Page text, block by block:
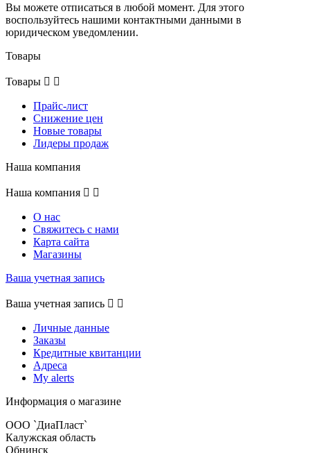
Вы можете отписаться в любой момент. Для этого
воспользуйтесь нашими контактными данными в
юридическом уведомлении.
Товары
Товары  
Прайс-лист
Снижение цен
Новые товары
Лидеры продаж
Наша компания
Наша компания  
О нас
Свяжитесь с нами
Карта сайта
Магазины
Ваша учетная запись
Ваша учетная запись  
Личные данные
Заказы
Кредитные квитанции
Адреса
My alerts
Информация о магазине
ООО `ДиаПласт`
Калужская область
Обнинск